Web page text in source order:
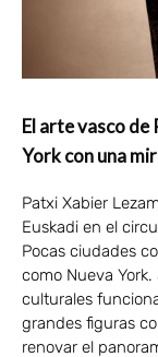
El arte vasco de
York con una
Patxi Xabier
Euskadi en el
Pocas ciudades
como Nueva
culturales
grandes figuras
renovar el